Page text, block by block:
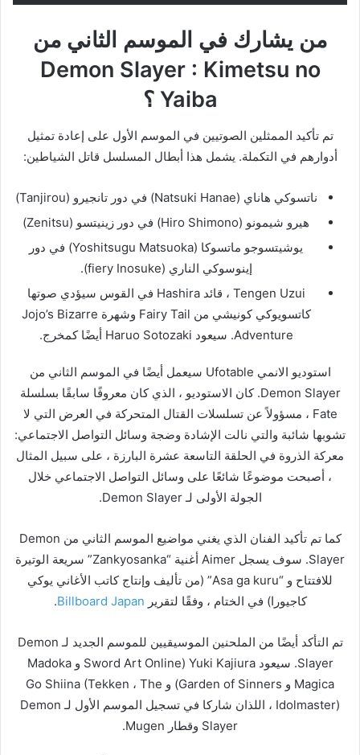
من يشارك في الموسم الثاني من
Demon Slayer : Kimetsu no
Yaiba ؟
تم تأكيد الممثلين الصوتيين في الموسم الأول على إعادة تمثيل
أدوارهم في التكملة. يشمل هذا أبطال المسلسل قاتل الشياطين:
ناتسوكي هاناي (Natsuki Hanae) في دور تانجيرو (Tanjirou)
هيرو شيمونو (Hiro Shimono) في دور زينيتسو (Zenitsu)
يوشيتسوجو ماتسوكا (Yoshitsugu Matsuoka) في دور
إينوسوكي الناري (fiery Inosuke).
Tengen Uzui ، قائد Hashira في القوس سيؤدي صوتها
كاتسويوكي كونيشي من Fairy Tail وشهرة Jojo’s Bizarre
Adventure. سيعود Haruo Sotozaki أيضًا كمخرج.
استوديو الانمي Ufotable سيعمل أيضًا في الموسم الثاني من
Demon Slayer. كان الاستوديو ، الذي كان معروفًا سابقًا بسلسلة
Fate ، مسؤولاً عن تسلسلات القتال المتحركة في العرض التي لا
تشوبها شائبة والتي نالت الإشادة وضجة وسائل التواصل الاجتماعي:
معركة الذروة في الحلقة التاسعة عشرة البارزة ، على سبيل المثال
، أصبحت موضوعًا شائعًا على وسائل التواصل الاجتماعي خلال
الجولة الأولى لـ Demon Slayer.
كما تم تأكيد الفنان الذي يغني مواضيع الموسم الثاني من Demon
Slayer. سوف يسجل Aimer أغنية “Zankyosanka” سريعة الوتيرة
للافتتاح و “Asa ga kuru” (من تأليف وإنتاج كاتب الأغاني يوكي
كاجيورا) في الختام ، وفقًا لتقرير Billboard Japan
.
تم التأكد أيضًا من الملحنين الموسيقيين للموسم الجديد لـ Demon
Slayer. سيعود Yuki Kajiura (Sword Art Online و Madoka
Magica و Garden of Sinners) و Go Shiina (Tekken ، The
Idolmaster) ، اللذان شاركا في تسجيل الموسم الأول لـ Demon
Slayer وقطار Mugen.